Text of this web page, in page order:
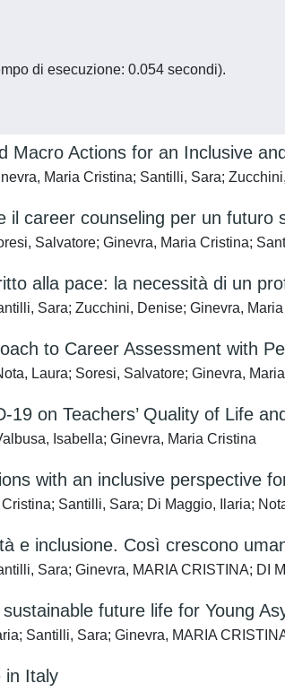
di esecuzione: 0.054 secondi).
Macro Actions for an Inclusive
Maria Cristina; Santilli, Sara;
il career counseling per un futuro
Salvatore; Ginevra, Maria Cristina;
alla pace: la necessità di un
Sara; Zucchini, Denise; Ginevra,
to Career Assessment with
Laura; Soresi, Salvatore; Ginevra,
19 on Teachers’ Quality of Life
Isabella; Ginevra, Maria Cristina
with an inclusive perspective
Santilli, Sara; Di Maggio, Ilaria;
e inclusione. Così crescono
Sara; Ginevra, MARIA CRISTINA; DI
future life for Young
Santilli, Sara; Ginevra, MARIA
in Italy